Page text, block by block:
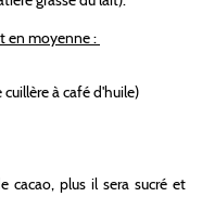
en moyenne :
à café d'huile)
plus il sera sucré et